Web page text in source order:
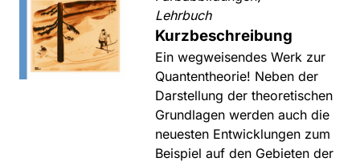
Lehrbuch
Kurzbeschreibung
Ein wegweisendes Werk zur
Quantentheorie! Neben der
Darstellung der theoretischen
Grundlagen werden auch die
neuesten Entwicklungen zum
Beispiel auf den Gebieten der